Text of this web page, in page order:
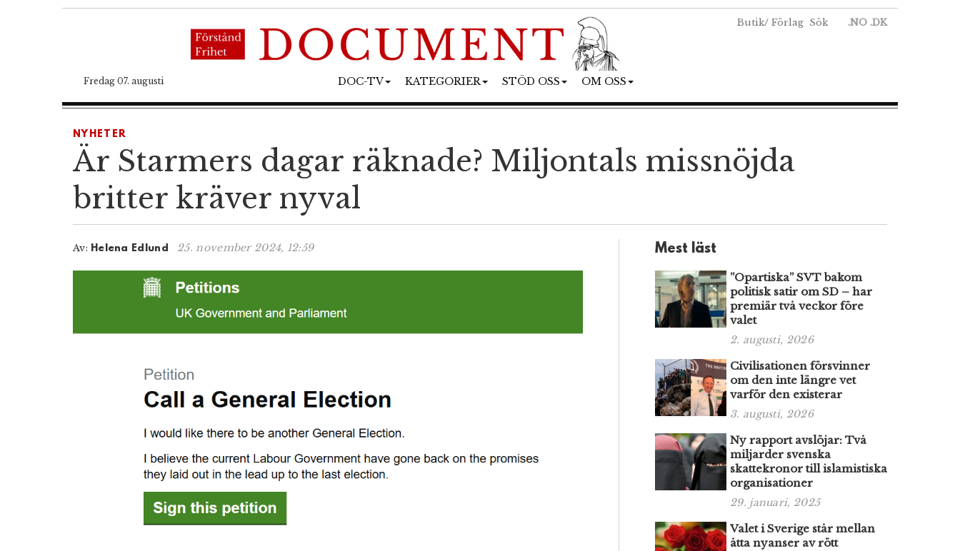
Butik/ Förlag Sök .NO .DK
Fredag 07. augusti DOC-TV KATEGORIER STÖD OSS OM OSS
NYHETER
Är Starmers dagar räknade? Miljontals missnöjda
britter kräver nyval
Av: Helena Edlund 25. november 2024, 12:59 Mest läst
”Opartiska” SVT bakom
politisk satir om SD – har
premiär två veckor före
valet
2. augusti, 2026
Civilisationen försvinner
om den inte längre vet
varför den existerar
3. augusti, 2026
Ny rapport avslöjar: Två
miljarder svenska
skattekronor till islamistiska
organisationer
29. januari, 2025
Valet i Sverige står mellan
åtta nyanser av rött